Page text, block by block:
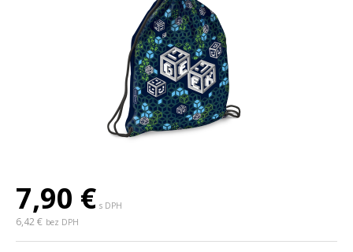
7,90 € s DPH
6,42 € bez DPH